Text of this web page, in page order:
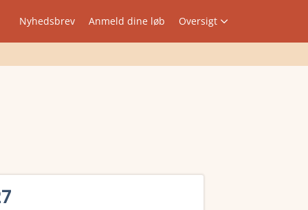
Nyhedsbrev Anmeld dine løb Oversigt